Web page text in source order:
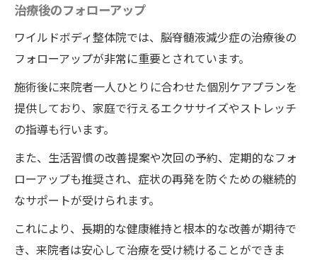
治療後のフォローアップ
ワイルドボディ整体院では、脳脊髄液減少症の治療後の
フォローアップが非常に重要とされています。
施術後に来院者一人ひとりに合わせた個別ケアプランを
提供しており、家庭で行えるエクササイズやストレッチ
の指導も行います。
また、生活習慣の改善提案や次回の予約、定期的なフォ
ローアップも推奨され、症状の再発を防ぐための継続的
なサポートが受けられます。
これにより、長期的な健康維持と根本的な改善が期待で
き、来院者は安心して治療を受け続けることができま